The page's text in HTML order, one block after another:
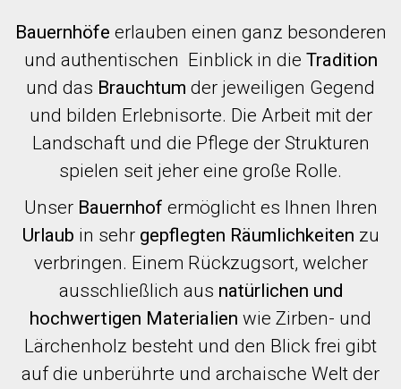
Bauernhöfe erlauben einen ganz besonderen
und authentischen Einblick in die Tradition
und das Brauchtum der jeweiligen Gegend
und bilden Erlebnisorte. Die Arbeit mit der
Landschaft und die Pflege der Strukturen
spielen seit jeher eine große Rolle.
Unser Bauernhof ermöglicht es Ihnen Ihren
Urlaub in sehr gepflegten Räumlichkeiten zu
verbringen. Einem Rückzugsort, welcher
ausschließlich aus natürlichen und
hochwertigen Materialien wie Zirben- und
Lärchenholz besteht und den Blick frei gibt
auf die unberührte und archaische Welt der